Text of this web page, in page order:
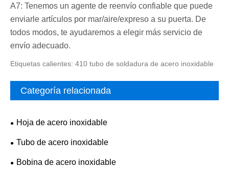
A7: Tenemos un agente de reenvío confiable que puede
enviarle artículos por mar/aire/expreso a su puerta. De
todos modos, te ayudaremos a elegir más servicio de
envío adecuado.
Etiquetas calientes: 410 tubo de soldadura de acero inoxidable
Categoría relacionada
Hoja de acero inoxidable
Tubo de acero inoxidable
Bobina de acero inoxidable